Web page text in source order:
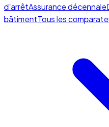
d'arrêtAssurance décennale
bâtimentTous les